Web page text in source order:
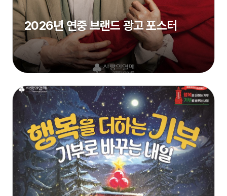
2026년 연중 브랜드 광고 포스터